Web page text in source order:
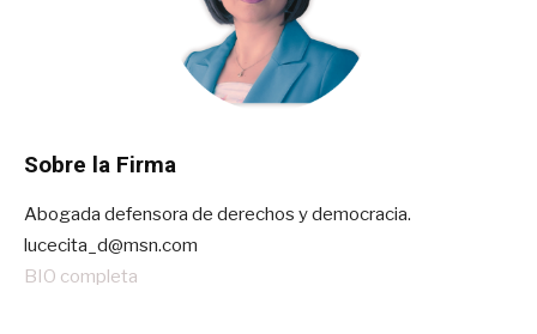
Sobre la Firma
Abogada defensora de derechos y democracia.
lucecita_d@msn.com
BIO completa